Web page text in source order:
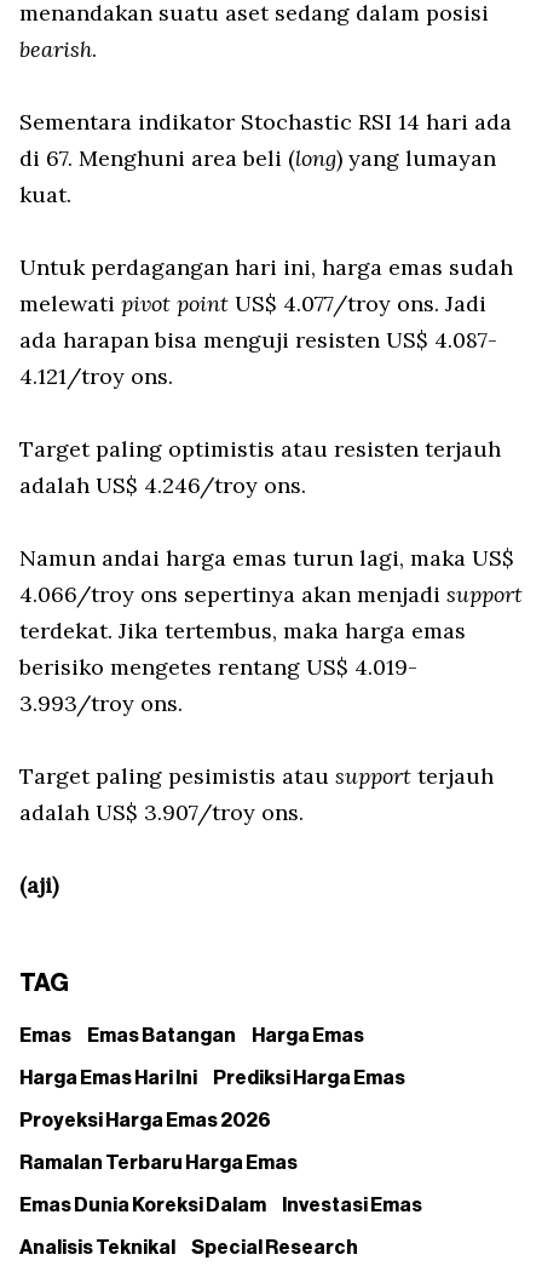
menandakan suatu aset sedang dalam posisi
bearish.
Sementara indikator Stochastic RSI 14 hari ada
di 67. Menghuni area beli (long) yang lumayan
kuat.
Untuk perdagangan hari ini, harga emas sudah
melewati pivot point US$ 4.077/troy ons. Jadi
ada harapan bisa menguji resisten US$ 4.087-
4.121/troy ons.
Target paling optimistis atau resisten terjauh
adalah US$ 4.246/troy ons.
Namun andai harga emas turun lagi, maka US$
4.066/troy ons sepertinya akan menjadi support
terdekat. Jika tertembus, maka harga emas
berisiko mengetes rentang US$ 4.019-
3.993/troy ons.
Target paling pesimistis atau support terjauh
adalah US$ 3.907/troy ons.
(aji)
TAG
Emas Emas Batangan Harga Emas
Harga Emas Hari Ini Prediksi Harga Emas
Proyeksi Harga Emas 2026
Ramalan Terbaru Harga Emas
Emas Dunia Koreksi Dalam Investasi Emas
Analisis Teknikal Special Research